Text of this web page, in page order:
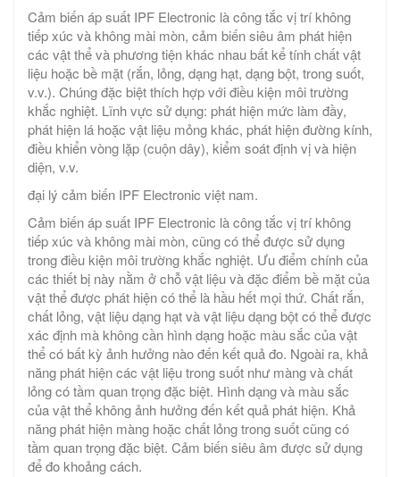
Cảm biến áp suất IPF Electronic là công tắc vị trí không
tiếp xúc và không mài mòn, cảm biến siêu âm phát hiện
các vật thể và phương tiện khác nhau bất kể tính chất vật
liệu hoặc bề mặt (rắn, lỏng, dạng hạt, dạng bột, trong suốt,
v.v.). Chúng đặc biệt thích hợp với điều kiện môi trường
khắc nghiệt. Lĩnh vực sử dụng: phát hiện mức làm đầy,
phát hiện lá hoặc vật liệu mỏng khác, phát hiện đường kính,
điều khiển vòng lặp (cuộn dây), kiểm soát định vị và hiện
diện, v.v.
đại lý cảm biến IPF Electronic việt nam.
Cảm biến áp suất IPF Electronic là công tắc vị trí không
tiếp xúc và không mài mòn, cũng có thể được sử dụng
trong điều kiện môi trường khắc nghiệt. Ưu điểm chính của
các thiết bị này nằm ở chỗ vật liệu và đặc điểm bề mặt của
vật thể được phát hiện có thể là hầu hết mọi thứ. Chất rắn,
chất lỏng, vật liệu dạng hạt và vật liệu dạng bột có thể được
xác định mà không cần hình dạng hoặc màu sắc của vật
thể có bất kỳ ảnh hưởng nào đến kết quả đo. Ngoài ra, khả
năng phát hiện các vật liệu trong suốt như màng và chất
lỏng có tầm quan trọng đặc biệt. Hình dạng và màu sắc
của vật thể không ảnh hưởng đến kết quả phát hiện. Khả
năng phát hiện màng hoặc chất lỏng trong suốt cũng có
tầm quan trọng đặc biệt. Cảm biến siêu âm được sử dụng
để đo khoảng cách.